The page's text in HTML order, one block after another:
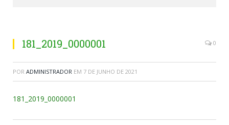
181_2019_0000001 0
POR ADMINISTRADOR EM 7 DE JUNHO DE 2021
181_2019_0000001